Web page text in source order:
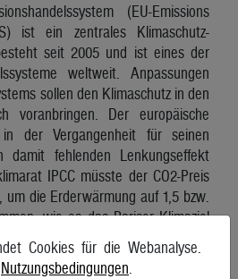
(EU-Emissions
ist ein zentrales Klimaschutz-
seit 2005 und ist eines der
weltweit. Anpassungen
sollen den Klimaschutz in den
voranbringen. Der europäische
in der Vergangenheit für seinen
damit fehlenden Lenkungseffekt
IPCC müsste der CO2-Preis
die Erderwärmung auf 1,5 bzw.
wie es das Pariser Klimaziel
Cookies für die Webanalyse.
Nutzungsbedingungen.